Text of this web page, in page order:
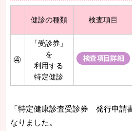
健診の種類 検査項目
④
「受診券」
を
利用する
特定健診
「特定健康診査受診券 発行申請
なりました。